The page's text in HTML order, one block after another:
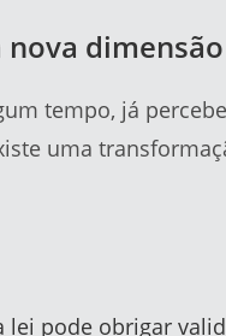
nova
tempo, já
uma